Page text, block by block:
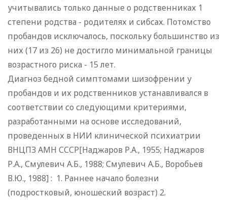
учитывались только данные о родственниках 1
степени родства - родителях и сибсах. Потомство
пробандов исключалось, поскольку большинство из
них (17 из 26) не достигло минимальной границы
возрастного риска - 15 лет.
Диагноз бедной симптомами шизофрении у
пробандов и их родственников устанавливался в
соответствии со следующими критериями,
разработанными на основе исследований,
проведенных в НИИ клинической психиатрии
ВНЦПЗ АМН СССР[Наджаров Р.А., 1955; Наджаров
Р.А., Смулевич А.Б., 1988; Смулевич А.Б., Воробьев
В.Ю., 1988] : 1. Раннее начало болезни
(подростковый, юношеский возраст) 2.